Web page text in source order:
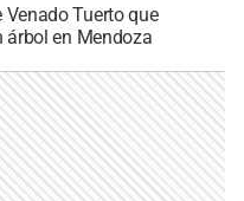
Venado Tuerto que
árbol en Mendoza